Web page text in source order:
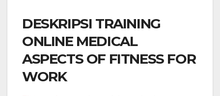
DESKRIPSI TRAINING
ONLINE MEDICAL
ASPECTS OF FITNESS FOR
WORK